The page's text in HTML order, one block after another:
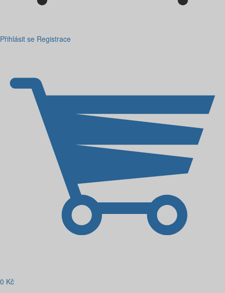
Přihlásit se Registrace
0 Kč